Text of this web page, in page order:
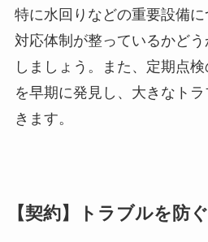
特に水回りなどの重要設備
対応体制が整っているかど
しましょう。また、定期点
を早期に発見し、大きなト
きます。
【契約】トラブルを防